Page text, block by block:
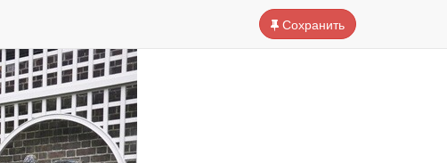
Сохранить